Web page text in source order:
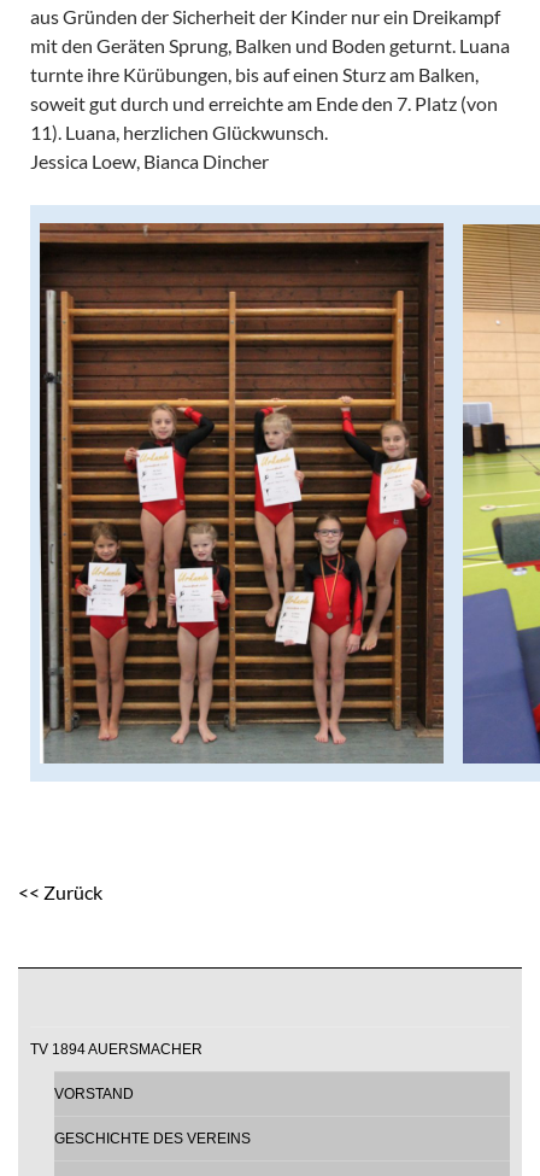
aus Gründen der Sicherheit der Kinder nur ein Dreikampf
mit den Geräten Sprung, Balken und Boden geturnt. Luana
turnte ihre Kürübungen, bis auf einen Sturz am Balken,
soweit gut durch und erreichte am Ende den 7. Platz (von
11). Luana, herzlichen Glückwunsch.
Jessica Loew, Bianca Dincher
<< Zurück
TV 1894 AUERSMACHER
VORSTAND
GESCHICHTE DES VEREINS